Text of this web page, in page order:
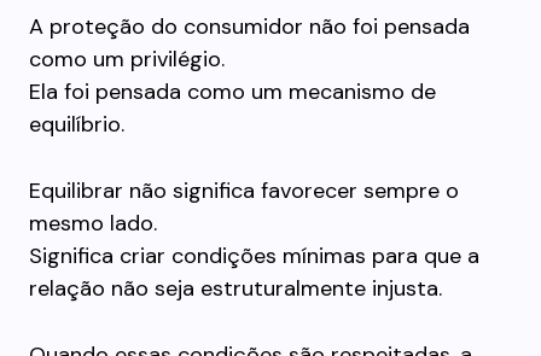
A proteção do consumidor não foi pensada
como um privilégio.
Ela foi pensada como um mecanismo de
equilíbrio.
Equilibrar não significa favorecer sempre o
mesmo lado.
Significa criar condições mínimas para que a
relação não seja estruturalmente injusta.